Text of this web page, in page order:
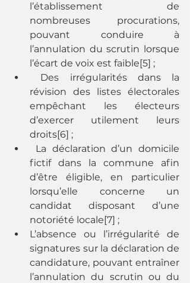
l’établissement de
nombreuses procurations,
pouvant conduire à
l’annulation du scrutin lorsque
l’écart de voix est faible[5] ;
révision des listes électorales
empêchant les électeurs
d’exercer utilement leurs
droits[6] ;
fictif dans la commune afin
d’être éligible, en particulier
lorsqu’elle concerne un
candidat disposant d’une
notoriété locale[7] ;
L’absence ou l’irrégularité de
signatures sur la déclaration de
candidature, pouvant entraîner
l’annulation du scrutin ou du